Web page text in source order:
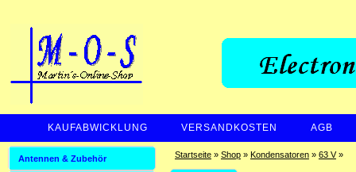
KAUFABWICKLUNG VERSANDKOSTEN AGB
ZAHLUNGSARTEN Startseite» Shop» Kondensatoren» 63 V»
Antennen & Zubehör